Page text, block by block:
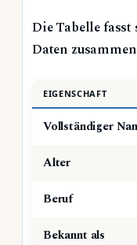
Die Tabelle
Daten
EIGENSCHAFT
Vollständiger
Alter
Beruf
Bekannt als